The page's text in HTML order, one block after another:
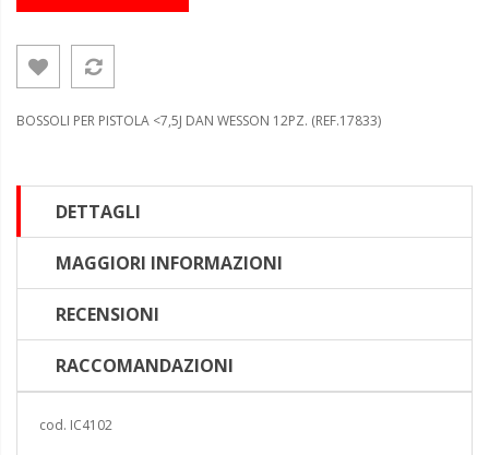
BOSSOLI PER PISTOLA <7,5J DAN WESSON 12PZ. (REF.17833)
DETTAGLI
MAGGIORI INFORMAZIONI
RECENSIONI
RACCOMANDAZIONI
cod. IC4102